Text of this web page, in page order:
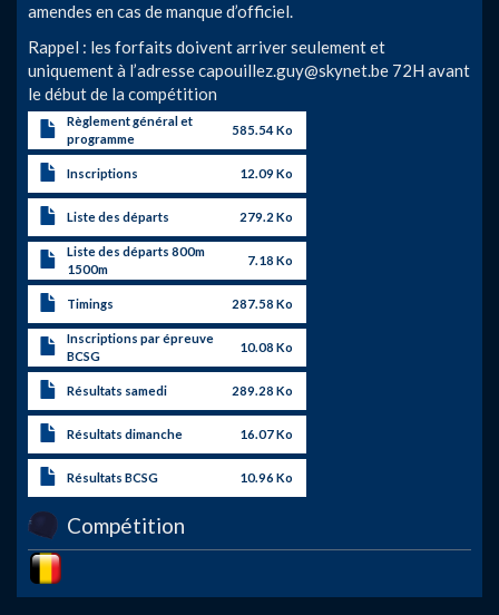
amendes en cas de manque d’officiel.
Rappel : les forfaits doivent arriver seulement et
uniquement à l’adressecapouillez.guy@skynet.be 72H avant
le début de la compétition
Règlement général et
programme
585.54 Ko
Inscriptions 12.09 Ko
Liste des départs 279.2 Ko
Liste des départs 800m
1500m
7.18 Ko
Timings 287.58 Ko
Inscriptions par épreuve
BCSG
10.08 Ko
Résultats samedi 289.28 Ko
Résultats dimanche 16.07 Ko
Résultats BCSG 10.96 Ko
Compétition
Image